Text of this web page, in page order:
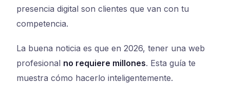
presencia digital son clientes que van con tu
competencia.
La buena noticia es que en 2026, tener una web
profesional no requiere millones. Esta guía te
muestra cómo hacerlo inteligentemente.